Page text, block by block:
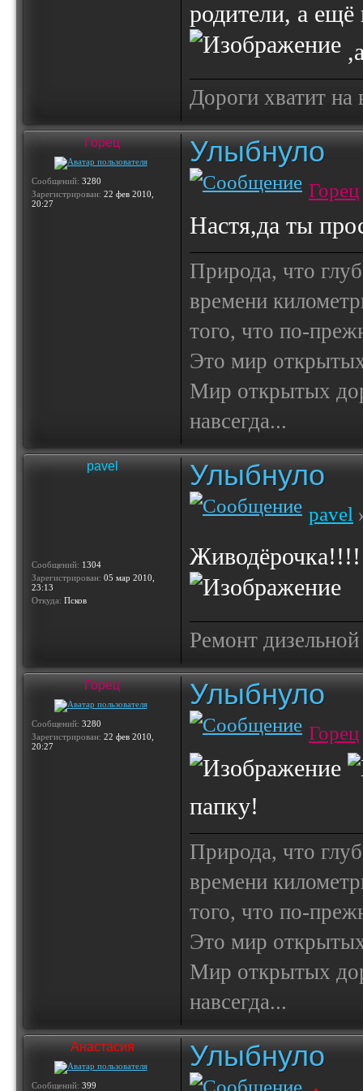
родители, а ещё
Дороги хватит на
Горец
Сообщений: 3280
Зарегистрирован: 22 фев 2010,
20:27
Улыбнуло
Горец
Настя,да ты
Природа, что
времени
того, что по-
Это мир
Мир открытых
навсегда...
pavel
Сообщений: 1304
Зарегистрирован: 05 мар 2010,
23:13
Откуда: Псков
Улыбнуло
pavel
Ремонт
Горец
Сообщений: 3280
Зарегистрирован: 22 фев 2010,
20:27
Улыбнуло
Горец
папку!
Природа, что
времени
того, что по-
Это мир
Мир открытых
навсегда...
Анастасия
Сообщений: 399
Улыбнуло